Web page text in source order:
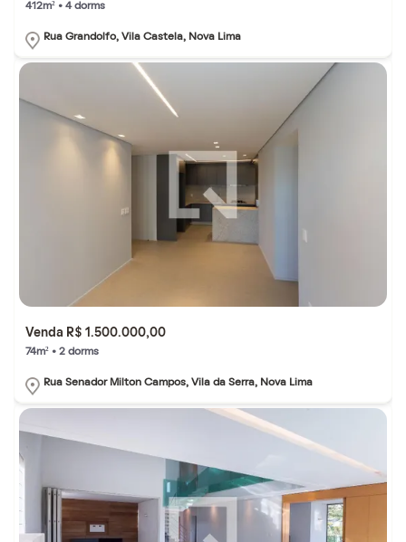
412m² • 4 dorms
Rua Grandolfo, Vila Castela, Nova Lima
Venda R$ 1.500.000,00
74m² • 2 dorms
Rua Senador Milton Campos, Vila da Serra, Nova Lima